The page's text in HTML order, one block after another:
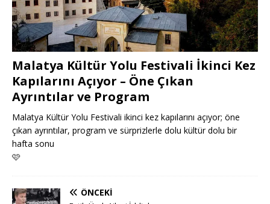
Malatya Kültür Yolu Festivali İkinci Kez
Kapılarını Açıyor – Öne Çıkan
Ayrıntılar ve Program
Malatya Kültür Yolu Festivali ikinci kez kapılarını açıyor; öne
çıkan ayrıntılar, program ve sürprizlerle dolu kültür dolu bir
hafta sonu
🩷
ÖNCEKI